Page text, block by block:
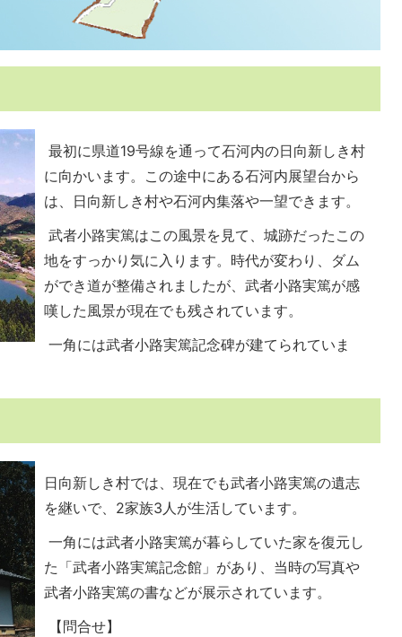
最初に県道19号線を通って石河内の日向新しき村
に向かいます。この途中にある石河内展望台から
は、日向新しき村や石河内集落や一望できます。
武者小路実篤はこの風景を見て、城跡だったこの
地をすっかり気に入ります。時代が変わり、ダム
ができ道が整備されましたが、武者小路実篤が感
嘆した風景が現在でも残されています。
一角には武者小路実篤記念碑が建てられていま
日向新しき村では、現在でも武者小路実篤の遺志
を継いで、2家族3人が生活しています。
一角には武者小路実篤が暮らしていた家を復元し
た「武者小路実篤記念館」があり、当時の写真や
武者小路実篤の書などが展示されています。
【問合せ】